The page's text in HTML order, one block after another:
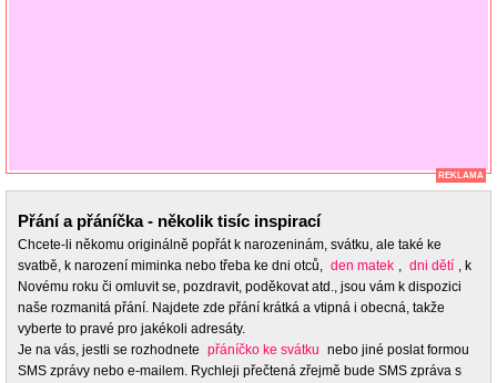
REKLAMA
Přání a přáníčka - několik tisíc inspirací
Chcete-li někomu originálně popřát k narozeninám, svátku, ale také ke
svatbě, k narození miminka nebo třeba ke dni otců, den matek , dni dětí , k
Novému roku či omluvit se, pozdravit, poděkovat atd., jsou vám k dispozici
naše rozmanitá přání. Najdete zde přání krátká a vtipná i obecná, takže
vyberte to pravé pro jakékoli adresáty.
Je na vás, jestli se rozhodnete přáníčko ke svátku nebo jiné poslat formou
SMS zprávy nebo e-mailem. Rychleji přečtená zřejmě bude SMS zpráva s